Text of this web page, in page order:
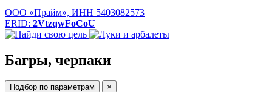
ООО «Прайм», ИНН 5403082573
ERID: 2VtzqwFoCoU
Багры, черпаки
Подбор по параметрам ×